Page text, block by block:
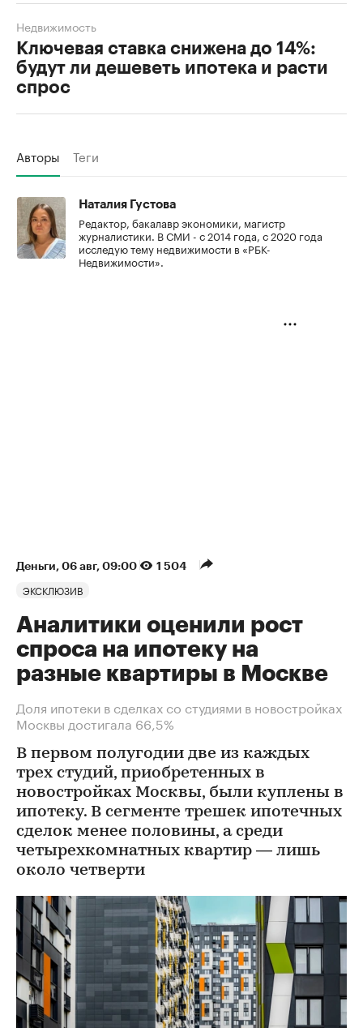
Ключевая ставка снижена до 14%:
будут ли дешеветь ипотека и расти
спрос
Недвижимость
Авторы Теги
Наталия Густова
Редактор, бакалавр экономики, магистр
журналистики. В СМИ - с 2014 года, с 2020 года
исследую тему недвижимости в «РБК-
Недвижимости».
Деньги⁠, 06 авг, 09:00 1 504
ЭКСКЛЮЗИВ
Аналитики оценили рост
спроса на ипотеку на
разные квартиры в Москве
Доля ипотеки в сделках со студиями в новостройках
Москвы достигала 66,5%
В первом полугодии две из каждых
трех студий, приобретенных в
новостройках Москвы, были куплены в
ипотеку. В сегменте трешек ипотечных
сделок менее половины, а среди
четырехкомнатных квартир — лишь
около четверти